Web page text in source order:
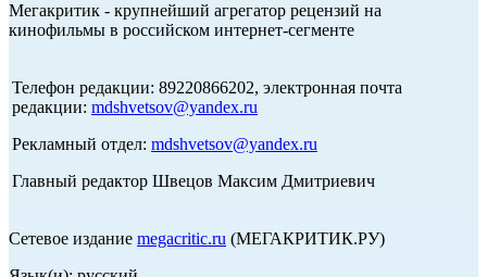
Мегакритик - крупнейший агрегатор рецензий на
кинофильмы в российском интернет-сегменте
Телефон редакции: 89220866202, электронная почта
редакции: mdshvetsov@yandex.ru
Рекламный отдел: mdshvetsov@yandex.ru
Главный редактор Швецов Максим Дмитриевич
Сетевое издание megacritic.ru (МЕГАКРИТИК.РУ)